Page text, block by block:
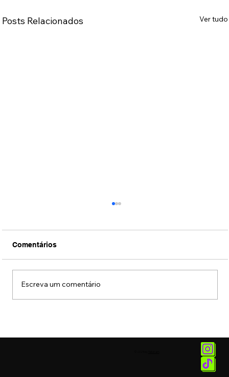
Posts Relacionados Ver tudo
Comentários
Escreva um comentário